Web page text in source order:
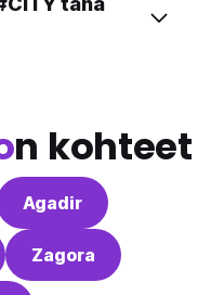
n kohteet
Agadir
Zagora